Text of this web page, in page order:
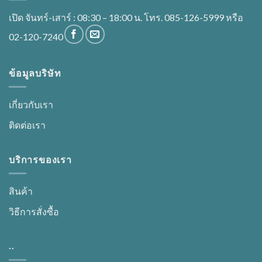
เปิด จันทร์-เสาร์ : 08:30 – 18:00 น. โทร. 085-126-5999 หรือ
02-120-7240
ข้อมูลบริษัท
เกี่ยวกับเรา
ติดต่อเรา
บริการของเรา
สินค้า
วิธีการสั่งซื้อ
..